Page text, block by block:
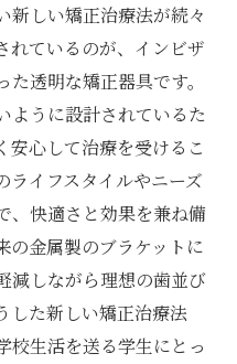
新しい矯正治療法が続々
れているのが、インビザ
透明な矯正器具です。
ように設計されているた
安心して治療を受けるこ
ライフスタイルやニーズ
、快適さと効果を兼ね備
の金属製のブラケットに
減しながら理想の歯並び
した新しい矯正治療法
校生活を送る学生にとっ